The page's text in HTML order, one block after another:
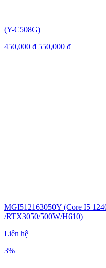
(Y-C508G)
450,000 ₫ 550,000 ₫
MGI512163050Y (Core I5
/RTX3050/500W/H610)
Liên hệ
3%